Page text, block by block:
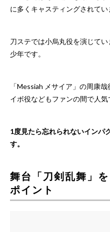
に多くキャスティングされてい
刀ステでは小烏丸役を演じて
少年です。
「Messiah メサイア」の周康
イボ役などもファンの間で人気
1度見たら忘れられないインパ
す。
舞台「刀剣乱舞」
ポイント